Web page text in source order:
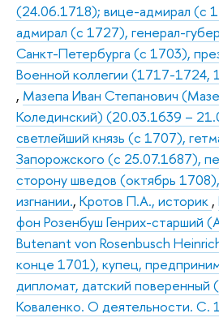
(24.06.1718); вице-адмирал (с
адмирал (с 1727), генерал-
Санкт-Петербурга (с 1703),
Военной коллегии (1717-1724,
, Мазепа Иван Степанович
Колединский) (20.03.1639 –
светлейший князь (с 1707),
Запорожского (с 25.07.1687),
сторону шведов (октябрь
изгнании., Кротов П.А., историк ,
фон Розенбуш Генрих-старший
Butenant von Rosenbusch
конце 1701), купец,
дипломат, датский поверенный
Коваленко. О деятельности. С.